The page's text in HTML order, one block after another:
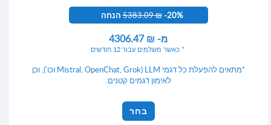
5383.09 ₪-20% הנחה
מ- 4306.47 ₪
כאשר משלמים עבור 12 חודשים
*מתאים להפעלת כל דגמי LLM (Mistral, OpenChat, Grok וכו'), וכן
לאימון דגמים קטנים.
בחר